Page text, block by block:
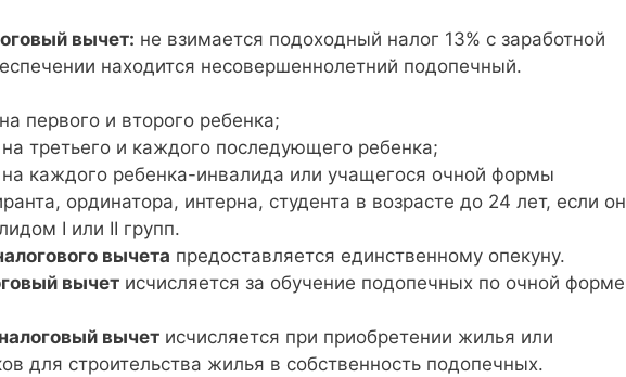
вычет: не взимается подоходный налог 13% с заработной
находится несовершеннолетний подопечный.
первого и второго ребенка;
третьего и каждого последующего ребенка;
каждого ребенка-инвалида или учащегося очной формы
ординатора, интерна, студента в возрасте до 24 лет, если он
I или II групп.
вычета предоставляется единственному опекуну.
вычет исчисляется за обучение подопечных по очной форме
вычет исчисляется при приобретении жилья или
для строительства жилья в собственность подопечных.